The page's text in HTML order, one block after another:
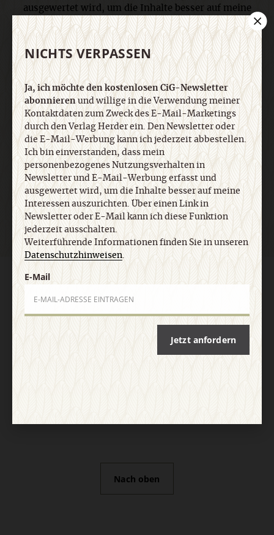
ausgewertet wird, um die Inhalte besser auf meine
Interessen auszurichten. Über einen Link in
Newsletter oder E-Mail kann ich diese Funktion
jederzeit ausschalten. Weiterführende
Informationen finden Sie in unseren
Datenschutzhinweisen
E-Mail
Jetzt anmelden
AGB und Widerrufsbelehrung
Nach oben
NICHTS VERPASSEN
Ja, ich möchte den kostenlosen CiG-Newsletter
abonnierenund willige in die Verwendung meiner
Kontaktdaten zum Zweck des E-Mail-Marketings
durch den Verlag Herder ein. Den Newsletter oder
die E-Mail-Werbung kann ich jederzeit abbestellen.
Ich bin einverstanden, dass mein
personenbezogenes Nutzungsverhalten in
Newsletter und E-Mail-Werbung erfasst und
ausgewertet wird, um die Inhalte besser auf meine
Interessen auszurichten. Über einen Link in
Newsletter oder E-Mail kann ich diese Funktion
jederzeit ausschalten.
Weiterführende Informationen finden Sie in unseren
Datenschutzhinweisen.
E-Mail
Jetzt anfordern